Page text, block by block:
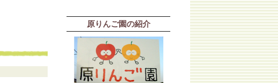
原りんご園の紹介